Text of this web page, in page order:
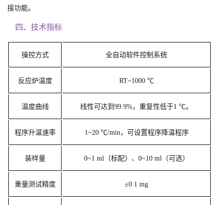
接功能。
四、技术指标
操控方式 全自动软件控制系统
反应炉温度 RT~1000 ℃
温度曲线 线性可达到99.9%，重复性低于1 ℃。
程序升温速率 1~20 ℃/min，可设置程序降温程序
装样量 0~1 ml（标配）、0~10 ml（可选）
重量测试精度 ±0.1 mg